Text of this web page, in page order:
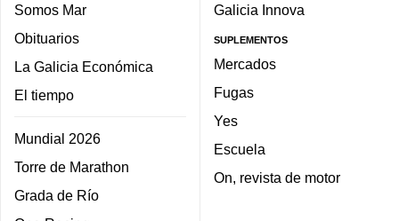
Somos Mar
Obituarios
La Galicia Económica
El tiempo
Mundial 2026
Torre de Marathon
Grada de Río
Galicia Innova
SUPLEMENTOS
Mercados
Fugas
Yes
Escuela
On, revista de motor